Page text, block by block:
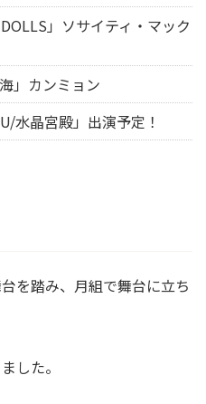
」ソサイティ・マック
」カンミョン
水晶宮殿」出演予定！
を踏み、月組で舞台に立ち
した。